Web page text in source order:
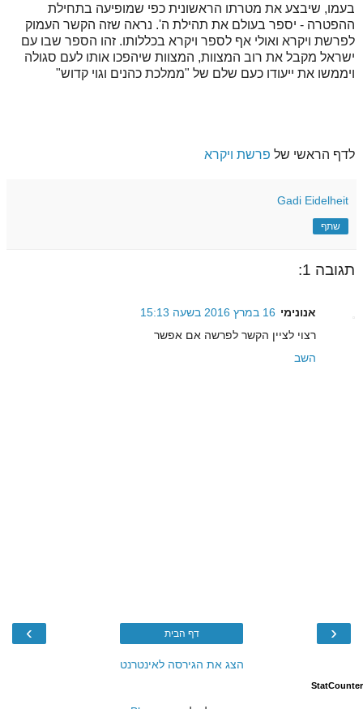
בעמו, שיבצע את מטרתו הראשונית כפי שמופיעה בתחילת
ההפטרה - יספר בעולם את תהילת ה'. נראה שזה הקשר העמוק
לפרשת ויקרא ואולי אף לספר ויקרא בכללותו. זהו הספר שבו עם
ישראל מקבל את רוב המצוות, המצוות שיהפכו אותו לעם סגולה
ויממשו את ייעודו כעם שלם של "ממלכת כהנים וגוי קדוש"
לדף הראשי של פרשת ויקרא
Gadi Eidelheit
שתף
תגובה 1:
אנונימי 16 במרץ 2016 בשעה 15:13
רצוי לציין הקשר לפרשה אם אפשר
השב
‹
› דף הבית
הצג את הגירסה לאינטרנט
StatCounter